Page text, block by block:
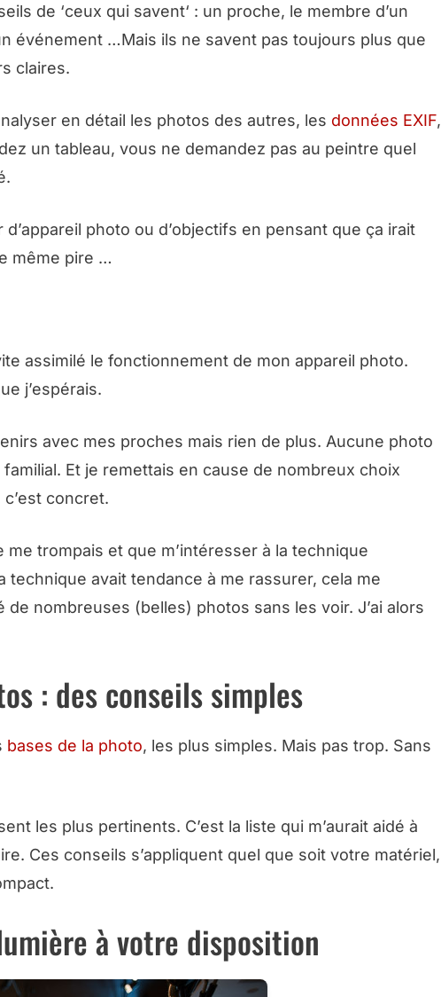
de ‘ceux qui savent‘ : un proche, le membre d’un
événement …Mais ils ne savent pas toujours plus que
claires.
en détail les photos des autres, les données EXIF,
un tableau, vous ne demandez pas au peintre quel
photo ou d’objectifs en pensant que ça irait
même pire …
assimilé le fonctionnement de mon appareil photo.
j’espérais.
avec mes proches mais rien de plus. Aucune photo
Et je remettais en cause de nombreux choix
concret.
me trompais et que m’intéresser à la technique
avait tendance à me rassurer, cela me
de nombreuses (belles) photos sans les voir. J’ai alors
: des conseils simples
bases de la photo, les plus simples. Mais pas trop. Sans
les plus pertinents. C’est la liste qui m’aurait aidé à
Ces conseils s’appliquent quel que soit votre matériel,
à votre disposition